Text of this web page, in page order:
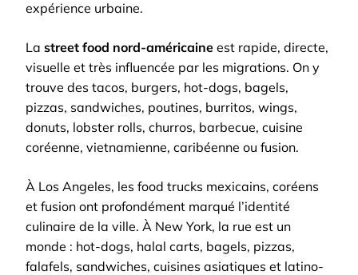
expérience urbaine.
La street food nord-américaine est rapide, directe,
visuelle et très influencée par les migrations. On y
trouve des tacos, burgers, hot-dogs, bagels,
pizzas, sandwiches, poutines, burritos, wings,
donuts, lobster rolls, churros, barbecue, cuisine
coréenne, vietnamienne, caribéenne ou fusion.
À Los Angeles, les food trucks mexicains, coréens
et fusion ont profondément marqué l’identité
culinaire de la ville. À New York, la rue est un
monde : hot-dogs, halal carts, bagels, pizzas,
falafels, sandwiches, cuisines asiatiques et latino-